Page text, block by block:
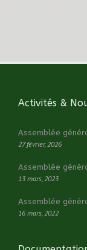
Activités &
Assemblée
27 février, 2026
Assemblée
13 mars, 2023
Assemblée
16 mars, 2022